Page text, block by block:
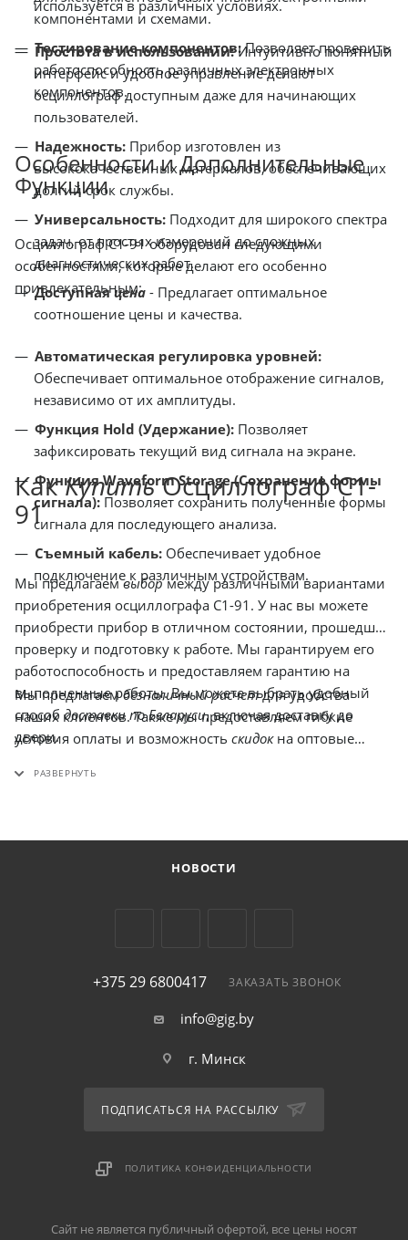
используется в различных условиях.
компонентами и схемами.
Тестирование компонентов:Позволяет проверить
работоспособность различных электронных
компонентов.
Простота в использовании:Интуитивно понятный
интерфейс и удобное управление делают
осциллограф доступным даже для начинающих
пользователей.
Надежность: Прибор изготовлен из
высококачественных материалов, обеспечивающих
долгий срок службы.
Универсальность: Подходит для широкого спектра
задач, от простых измерений до сложных
диагностических работ.
Доступнаяцена - Предлагает оптимальное
соотношение цены и качества.
Особенности и Дополнительные
Функции
Осциллограф С1-91 оборудован следующими
особенностями, которые делают его особенно
привлекательным:
Автоматическая регулировка уровней:
Обеспечивает оптимальное отображение сигналов,
независимо от их амплитуды.
Функция Hold (Удержание): Позволяет
зафиксировать текущий вид сигнала на экране.
Функция Waveform Storage (Сохранение формы
сигнала): Позволяет сохранить полученные формы
сигнала для последующего анализа.
Съемный кабель: Обеспечивает удобное
подключение к различным устройствам.
КакКупитьОсциллограф С1-
91
Мы предлагаемвыбормежду различными вариантами
приобретения осциллографа С1-91. У нас вы можете
приобрести прибор в отличном состоянии, прошедший
проверку и подготовку к работе. Мы гарантируем его
работоспособность и предоставляем гарантию на
выполненные работы. Вы можете выбрать удобный
способ доставки по Беларуси, включая доставку до
двери.
Мы предлагаембезналичный расчетдля удобства
наших клиентов. Также мы предоставляем гибкие
условия оплаты и возможность скидокна оптовые
С1-91 может меняться в зависимости от комплектации
НОВОСТИ
+375 29 6800417 ЗАКАЗАТЬ ЗВОНОК
info@gig.by
г. Минск
ПОДПИСАТЬСЯ НА РАССЫЛКУ
ПОЛИТИКА КОНФИДЕНЦИАЛЬНОСТИ
Сайт не является публичный офертой, все цены носят